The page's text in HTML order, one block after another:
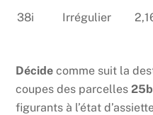
38i Irrégulier
Décide comme suit la
coupes des parcelles
figurants à l’état